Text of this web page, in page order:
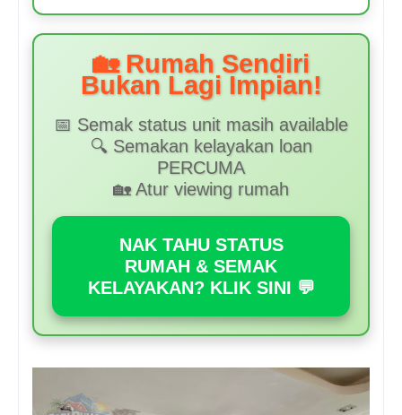
🏡 Rumah Sendiri
Bukan Lagi Impian!
📅 Semak status unit masih available
🔍 Semakan kelayakan loan
PERCUMA
🏡 Atur viewing rumah
NAK TAHU STATUS
RUMAH & SEMAK
KELAYAKAN? KLIK SINI 💬